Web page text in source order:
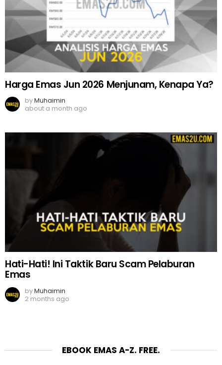
Harga Emas Jun 2026 Menjunam, Kenapa Ya?
byMuhaimin
about a month ago
Hati-Hati! Ini Taktik Baru Scam Pelaburan
Emas
byMuhaimin
2 months ago
EBOOK EMAS A-Z. FREE.